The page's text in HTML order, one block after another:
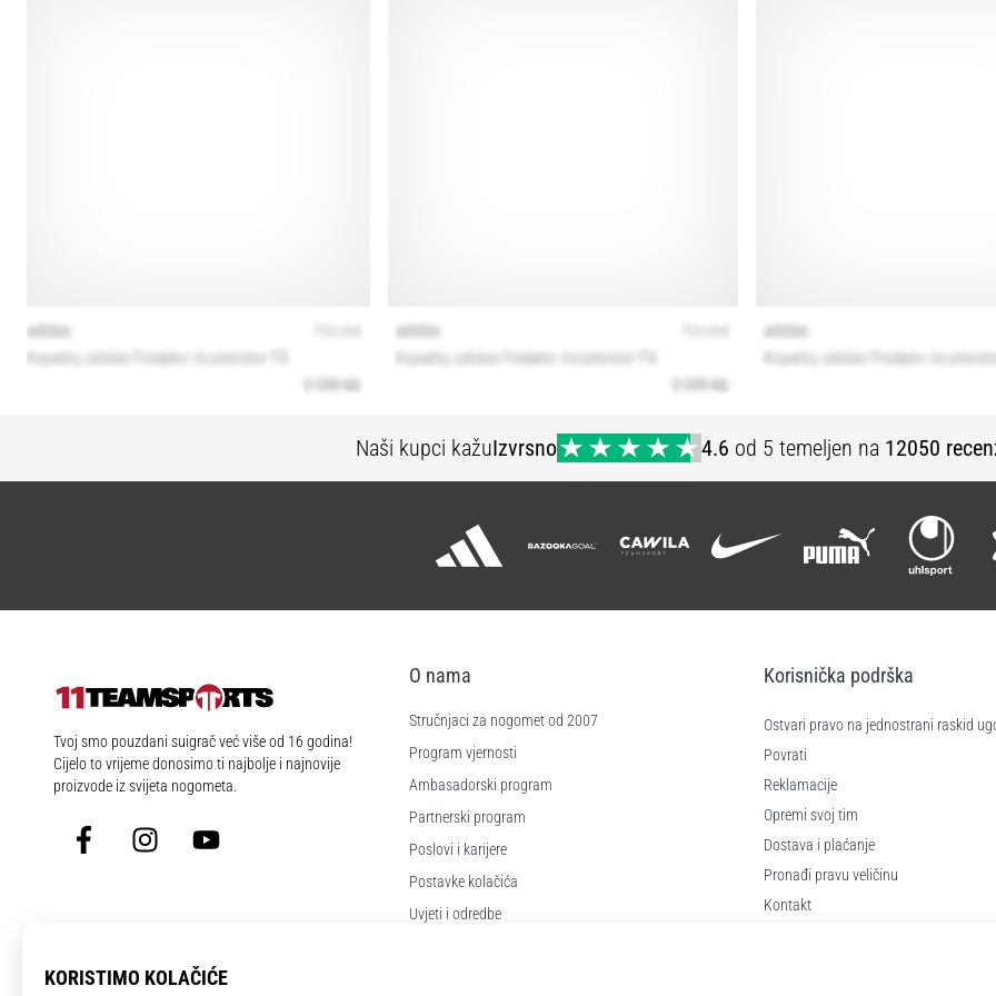
Naši kupci kažuIzvrsno 4.6 od 5 temeljen na 12050
11teamsports.hr
Tvoj smo pouzdani suigrač već više od 16 godina!
Cijelo to vrijeme donosimo ti najbolje i najnovije
proizvode iz svijeta nogometa.
FacebookInstagramYouTube
O nama
Stručnjaci za nogomet od 2007
Program vjernosti
Ambasadorski program
Partnerski program
Poslovi i karijere
Postavke kolačića
Uvjeti i odredbe
Korisnička podrška
Ostvari pravo na jednostrani raskid
Povrati
Reklamacije
Opremi svoj tim
Dostava i plaćanje
Pronađi pravu veličinu
Kontakt